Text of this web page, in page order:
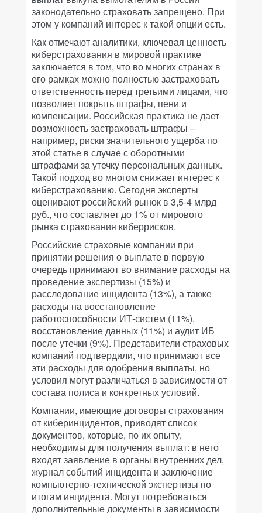
законодательно страховать запрещено. При
этом у компаний интерес к такой опции есть.
Как отмечают аналитики, ключевая ценность
киберстрахования в мировой практике
заключается в том, что во многих странах в
его рамках можно полностью застраховать
ответственность перед третьими лицами, что
позволяет покрыть штрафы, пени и
компенсации. Российская практика не дает
возможность застраховать штрафы –
например, риски значительного ущерба по
этой статье в случае с оборотными
штрафами за утечку персональных данных.
Такой подход во многом снижает интерес к
киберстрахованию. Сегодня эксперты
оценивают российский рынок в 3,5-4 млрд
руб., что составляет до 1% от мирового
рынка страхования киберрисков.
Российские страховые компании при
принятии решения о выплате в первую
очередь принимают во внимание расходы на
проведение экспертизы (15%) и
расследование инцидента (13%), а также
расходы на восстановление
работоспособности ИТ-систем (11%),
восстановление данных (11%) и аудит ИБ
после утечки (9%). Представители страховых
компаний подтвердили, что принимают все
эти расходы для одобрения выплаты, но
условия могут различаться в зависимости от
состава полиса и конкретных условий.
Компании, имеющие договоры страхования
от киберинцидентов, приводят список
документов, которые, по их опыту,
необходимы для получения выплат: в него
входят заявление в органы внутренних дел,
журнал событий инцидента и заключение
компьютерно-технической экспертизы по
итогам инцидента. Могут потребоваться
дополнительные документы в зависимости